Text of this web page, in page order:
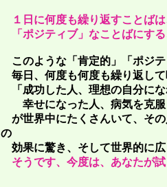
１日に何度も繰り返すことば
「ポジティブ」なことばにす
このような「肯定的」「ポジ
毎日、何度も何度も繰り返し
「成功した人、理想の自分に
幸せになった人、病気を克服
が世界中にたくさんいて、そ
の
効果に驚き、そして世界的に
そうです、今度は、あなたが